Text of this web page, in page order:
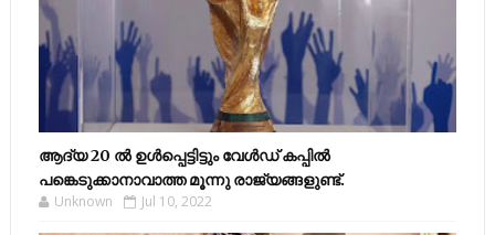
ആദ്യ 20 ല്‍ ഉള്‍പ്പെട്ടിട്ടും വേള്‍ഡ് കപ്പില്‍
പങ്കെടുക്കാനാവാത്ത മൂന്നു രാജ്യങ്ങളുണ്ട്.
Unknown Jul 10, 2022